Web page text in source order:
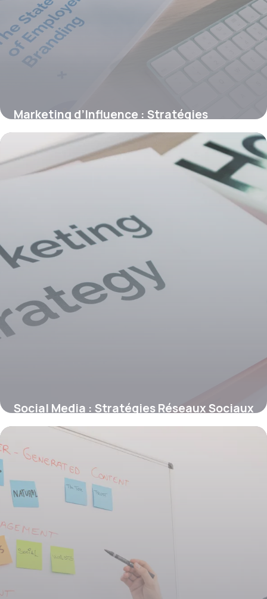
Marketing d’Influence : Stratégies
Efficaces 2026
30 mai 2026
Social Media : Stratégies Réseaux Sociaux
24 mai 2026